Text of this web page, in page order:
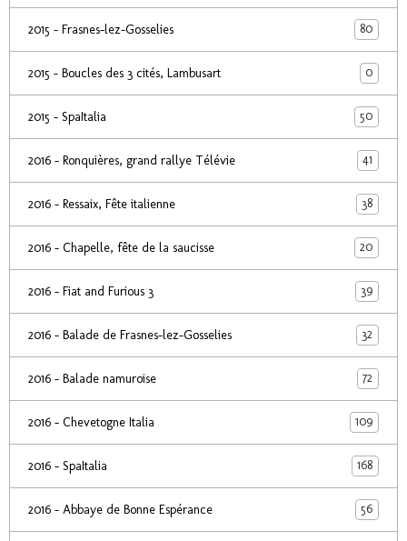
2015 - Frasnes-lez-Gosselies 80
2015 - Boucles des 3 cités, Lambusart 0
2015 - SpaItalia 50
2016 - Ronquières, grand rallye Télévie 41
2016 - Ressaix, Fête italienne 38
2016 - Chapelle, fête de la saucisse 20
2016 - Fiat and Furious 3 39
2016 - Balade de Frasnes-lez-Gosselies 32
2016 - Balade namuroise 72
2016 - Chevetogne Italia 109
2016 - SpaItalia 168
2016 - Abbaye de Bonne Espérance 56